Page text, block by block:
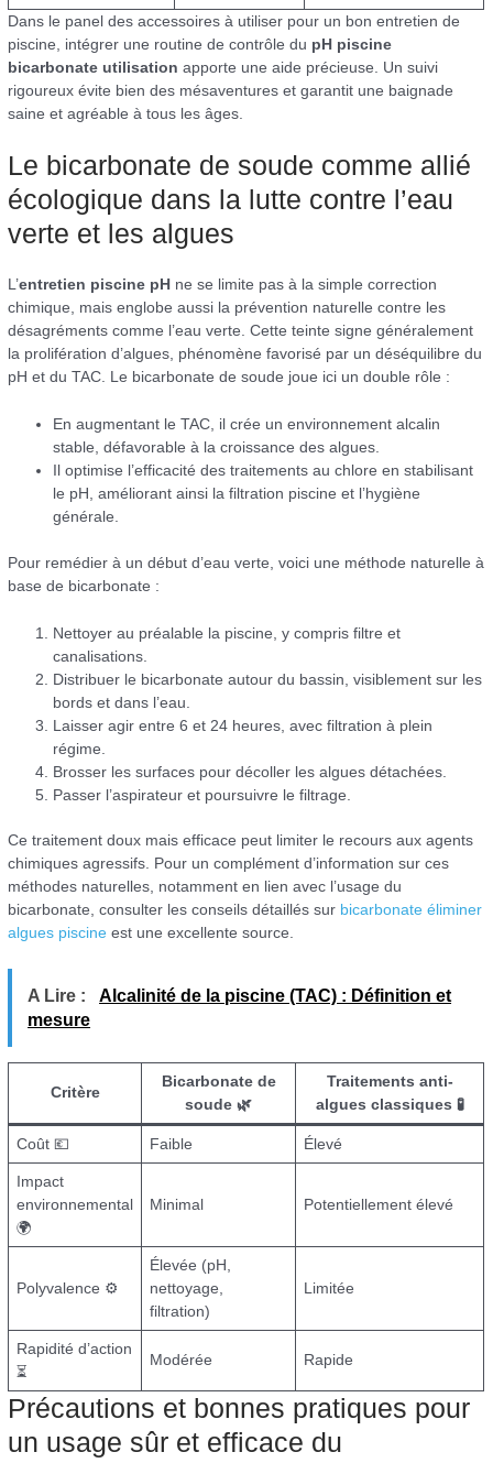
Dans le panel des accessoires à utiliser pour un bon entretien de
piscine, intégrer une routine de contrôle du pH piscine
bicarbonate utilisation apporte une aide précieuse. Un suivi
rigoureux évite bien des mésaventures et garantit une baignade
saine et agréable à tous les âges.
Le bicarbonate de soude comme allié
écologique dans la lutte contre l’eau
verte et les algues
L’entretien piscine pH ne se limite pas à la simple correction
chimique, mais englobe aussi la prévention naturelle contre les
désagréments comme l’eau verte. Cette teinte signe généralement
la prolifération d’algues, phénomène favorisé par un déséquilibre du
pH et du TAC. Le bicarbonate de soude joue ici un double rôle :
En augmentant le TAC, il crée un environnement alcalin
stable, défavorable à la croissance des algues.
Il optimise l’efficacité des traitements au chlore en stabilisant
le pH, améliorant ainsi la filtration piscine et l’hygiène
générale.
Pour remédier à un début d’eau verte, voici une méthode naturelle à
base de bicarbonate :
Nettoyer au préalable la piscine, y compris filtre et
canalisations.
Distribuer le bicarbonate autour du bassin, visiblement sur les
bords et dans l’eau.
Laisser agir entre 6 et 24 heures, avec filtration à plein
régime.
Brosser les surfaces pour décoller les algues détachées.
Passer l’aspirateur et poursuivre le filtrage.
Ce traitement doux mais efficace peut limiter le recours aux agents
chimiques agressifs. Pour un complément d’information sur ces
méthodes naturelles, notamment en lien avec l’usage du
bicarbonate, consulter les conseils détaillés sur bicarbonate éliminer
algues piscine est une excellente source.
A Lire :
Alcalinité de la piscine (TAC) : Définition et
mesure
Critère
Bicarbonate de
soude 🌿
Traitements anti-
algues classiques 🧪
Coût 💶 Faible Élevé
Impact
environnemental
🌍
Minimal Potentiellement élevé
Polyvalence ⚙️
Élevée (pH,
nettoyage,
filtration)
Limitée
Rapidité d’action
⏳
Modérée Rapide
Précautions et bonnes pratiques pour
un usage sûr et efficace du